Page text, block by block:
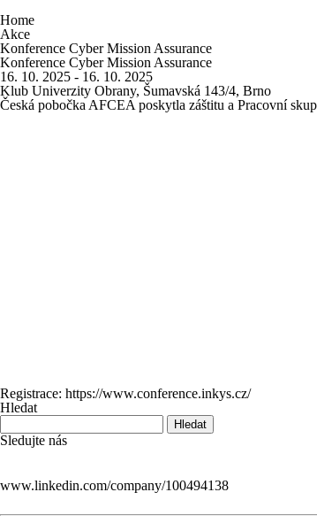
Home
Akce
Konference Cyber Mission Assurance
Konference Cyber Mission Assurance
16. 10. 2025 - 16. 10. 2025
Klub Univerzity Obrany, Šumavská 143/4, Brno
Česká pobočka AFCEA poskytla záštitu a Pracovní
Registrace: https://www.conference.inkys.cz/
Hledat
Sledujte nás
www.linkedin.com/company/100494138